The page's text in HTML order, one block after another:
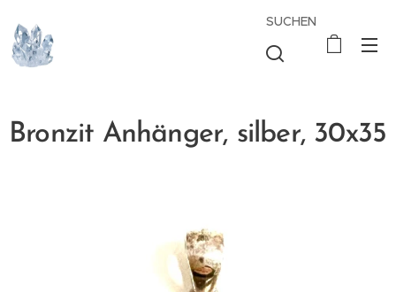
SUCHEN
Bronzit Anhänger, silber, 30x35